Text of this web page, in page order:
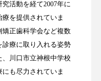
活動を経て2007年に
を提供されていま
正歯科学会など複数
療に取り入れる姿勢
川口市立神根中学校
も尽力されていま